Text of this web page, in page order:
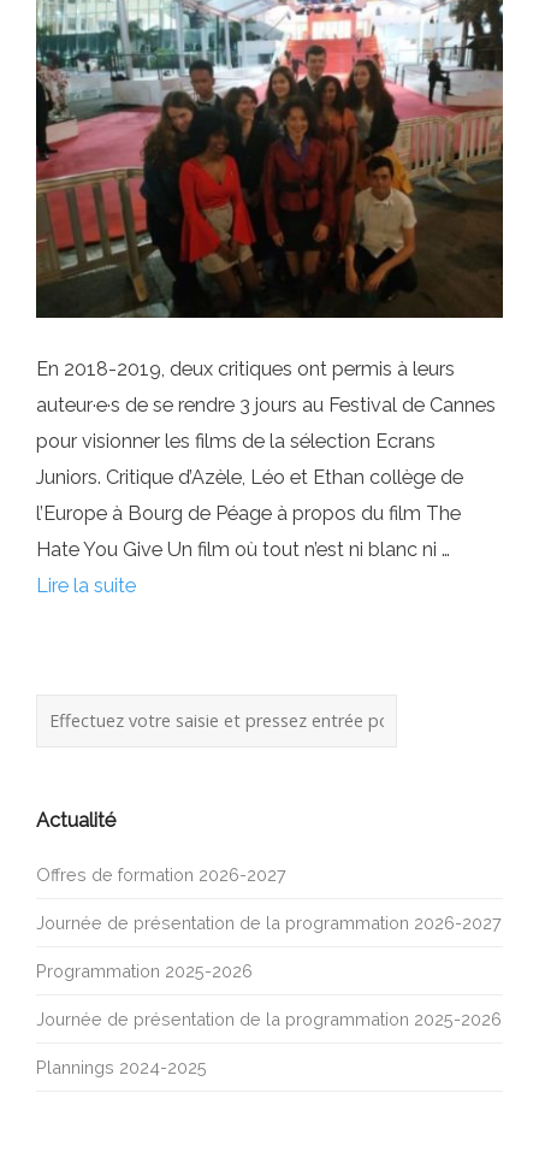
En 2018-2019, deux critiques ont permis à leurs
auteur·e·s de se rendre 3 jours au Festival de Cannes
pour visionner les films de la sélection Ecrans
Juniors. Critique d’Azèle, Léo et Ethan collège de
l’Europe à Bourg de Péage à propos du film The
Hate You Give Un film où tout n’est ni blanc ni …
Lire la suite
Actualité
Offres de formation 2026-2027
Journée de présentation de la programmation 2026-2027
Programmation 2025-2026
Journée de présentation de la programmation 2025-2026
Plannings 2024-2025